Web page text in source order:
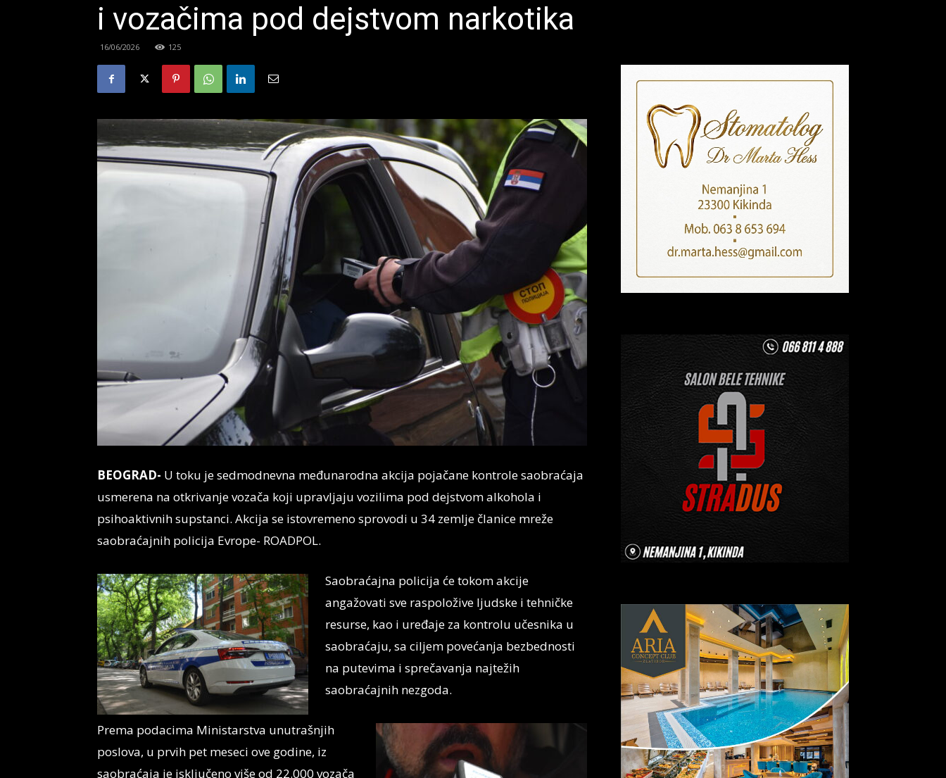
i vozačima pod dejstvom narkotika
16/06/2026 125
BEOGRAD- U toku je sedmodnevna međunarodna akcija pojačane kontrole saobraćaja
usmerena na otkrivanje vozača koji upravljaju vozilima pod dejstvom alkohola i
psihoaktivnih supstanci. Akcija se istovremeno sprovodi u 34 zemlje članice mreže
saobraćajnih policija Evrope- ROADPOL.
Saobraćajna policija će tokom akcije
angažovati sve raspoložive ljudske i tehničke
resurse, kao i uređaje za kontrolu učesnika u
saobraćaju, sa ciljem povećanja bezbednosti
na putevima i sprečavanja najtežih
saobraćajnih nezgoda.
Prema podacima Ministarstva unutrašnjih
poslova, u prvih pet meseci ove godine, iz
saobraćaja je isključeno više od 22.000 vozača